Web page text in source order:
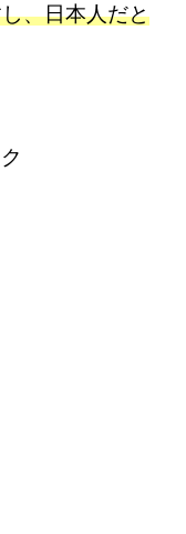
、日本人だと